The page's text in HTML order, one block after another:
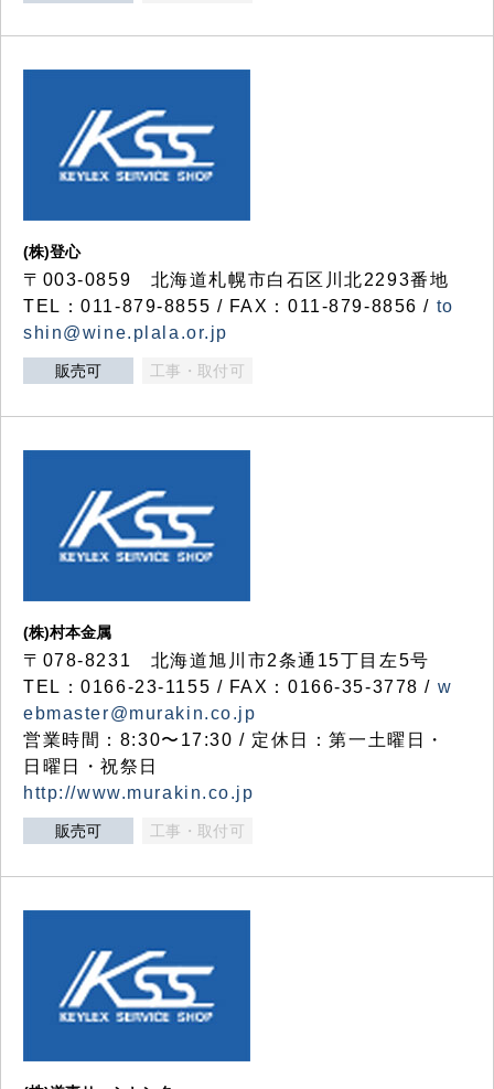
(株)登心
〒003-0859 北海道札幌市白石区川北2293番地
TEL：011-879-8855 / FAX：011-879-8856 / to
shin@wine.plala.or.jp
販売可 工事・取付可
(株)村本金属
〒078-8231 北海道旭川市2条通15丁目左5号
TEL：0166-23-1155 / FAX：0166-35-3778 / w
ebmaster@murakin.co.jp
営業時間：8:30〜17:30 / 定休日：第一土曜日・
日曜日・祝祭日
http://www.murakin.co.jp
販売可 工事・取付可